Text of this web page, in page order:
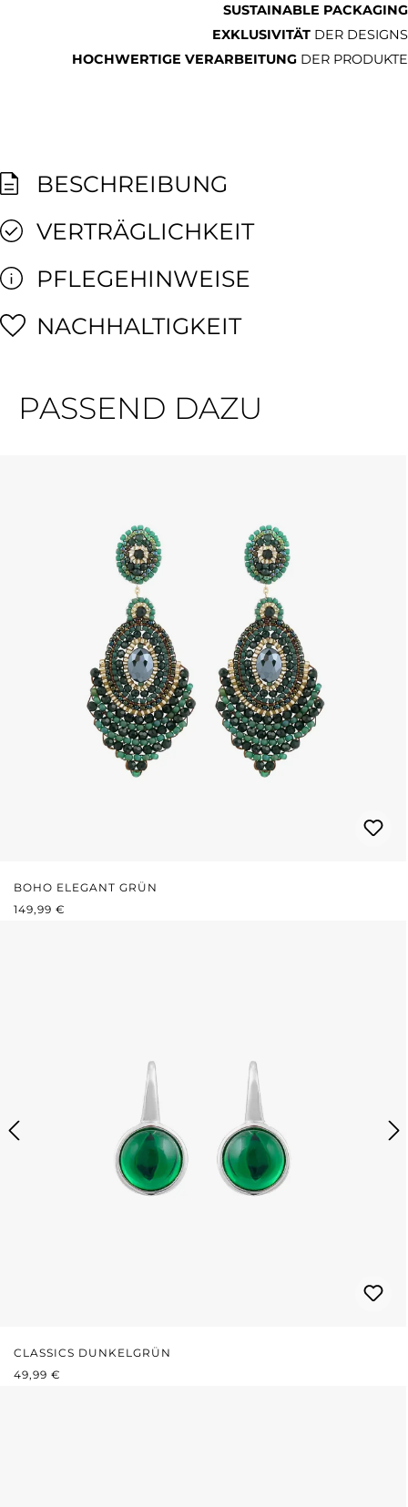
SUSTAINABLE PACKAGING
EXKLUSIVITÄT DER DESIGNS
HOCHWERTIGE VERARBEITUNG DER PRODUKTE
BESCHREIBUNG
VERTRÄGLICHKEIT
PFLEGEHINWEISE
NACHHALTIGKEIT
PASSEND DAZU
BOHO ELEGANT GRÜN
REGULÄRER PREIS:
149,99 €
CLASSICS DUNKELGRÜN
REGULÄRER PREIS:
49,99 €